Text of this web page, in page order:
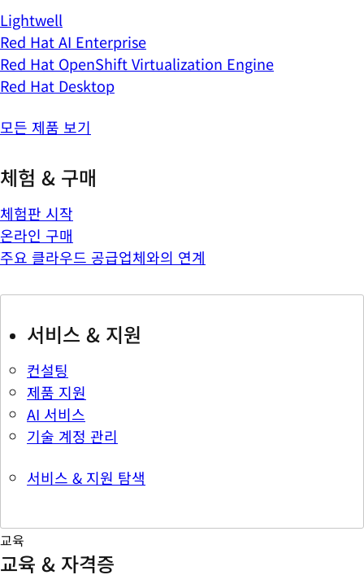
Lightwell
Red Hat AI Enterprise
Red Hat OpenShift Virtualization Engine
Red Hat Desktop
모든 제품 보기
체험 & 구매
체험판 시작
온라인 구매
주요 클라우드 공급업체와의 연계
서비스 & 지원
컨설팅
제품 지원
AI 서비스
기술 계정 관리
서비스 & 지원 탐색
교육
교육 & 자격증